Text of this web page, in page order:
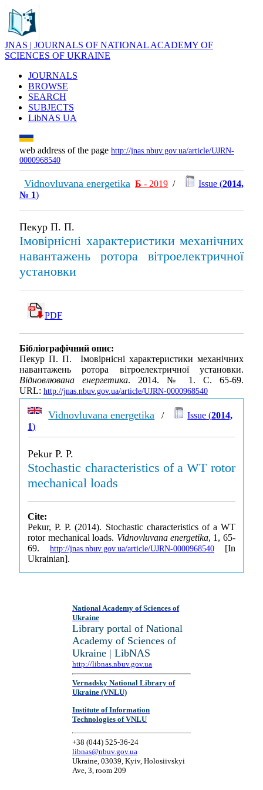
JNAS | JOURNALS OF NATIONAL ACADEMY OF
SCIENCES OF UKRAINE
JOURNALS
BROWSE
SEARCH
SUBJECTS
LibNAS UA
web address of the page http://jnas.nbuv.gov.ua/article/UJRN-
0000968540
Vidnovluvana energetika Б - 2019 / Issue (2014,
№ 1)
Пекур П. П.
Імовірнісні характеристики механічних
навантажень ротора вітроелектричної
установки
PDF
Бібліографічний опис:
Пекур П. П. Імовірнісні характеристики механічних
навантажень ротора вітроелектричної установки.
Відновлювана енергетика. 2014. № 1. С. 65-69.
URL: http://jnas.nbuv.gov.ua/article/UJRN-0000968540
Vidnovluvana energetika / Issue (2014,
1)
Pekur P. P.
Stochastic characteristics of a WT rotor
mechanical loads
Cite:
Pekur, P. P. (2014). Stochastic characteristics of a WT
rotor mechanical loads. Vidnovluvana energetika, 1, 65-
69. http://jnas.nbuv.gov.ua/article/UJRN-0000968540 [In
Ukrainian].
National Academy of Sciences of
Ukraine
Library portal of National
Academy of Sciences of
Ukraine | LibNAS
http://libnas.nbuv.gov.ua
Vernadsky National Library of
Ukraine (VNLU)
Institute of Information
Technologies of VNLU
+38 (044) 525-36-24
libnas@nbuv.gov.ua
Ukraine, 03039, Kyiv, Holosiivskyi
Ave, 3, room 209